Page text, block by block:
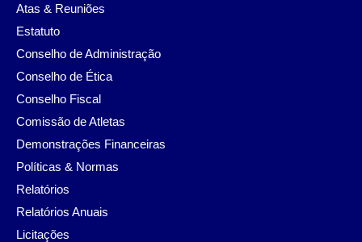
Atas & Reuniões
Estatuto
Conselho de Administração
Conselho de Ética
Conselho Fiscal
Comissão de Atletas
Demonstrações Financeiras
Políticas & Normas
Relatórios
Relatórios Anuais
Licitações